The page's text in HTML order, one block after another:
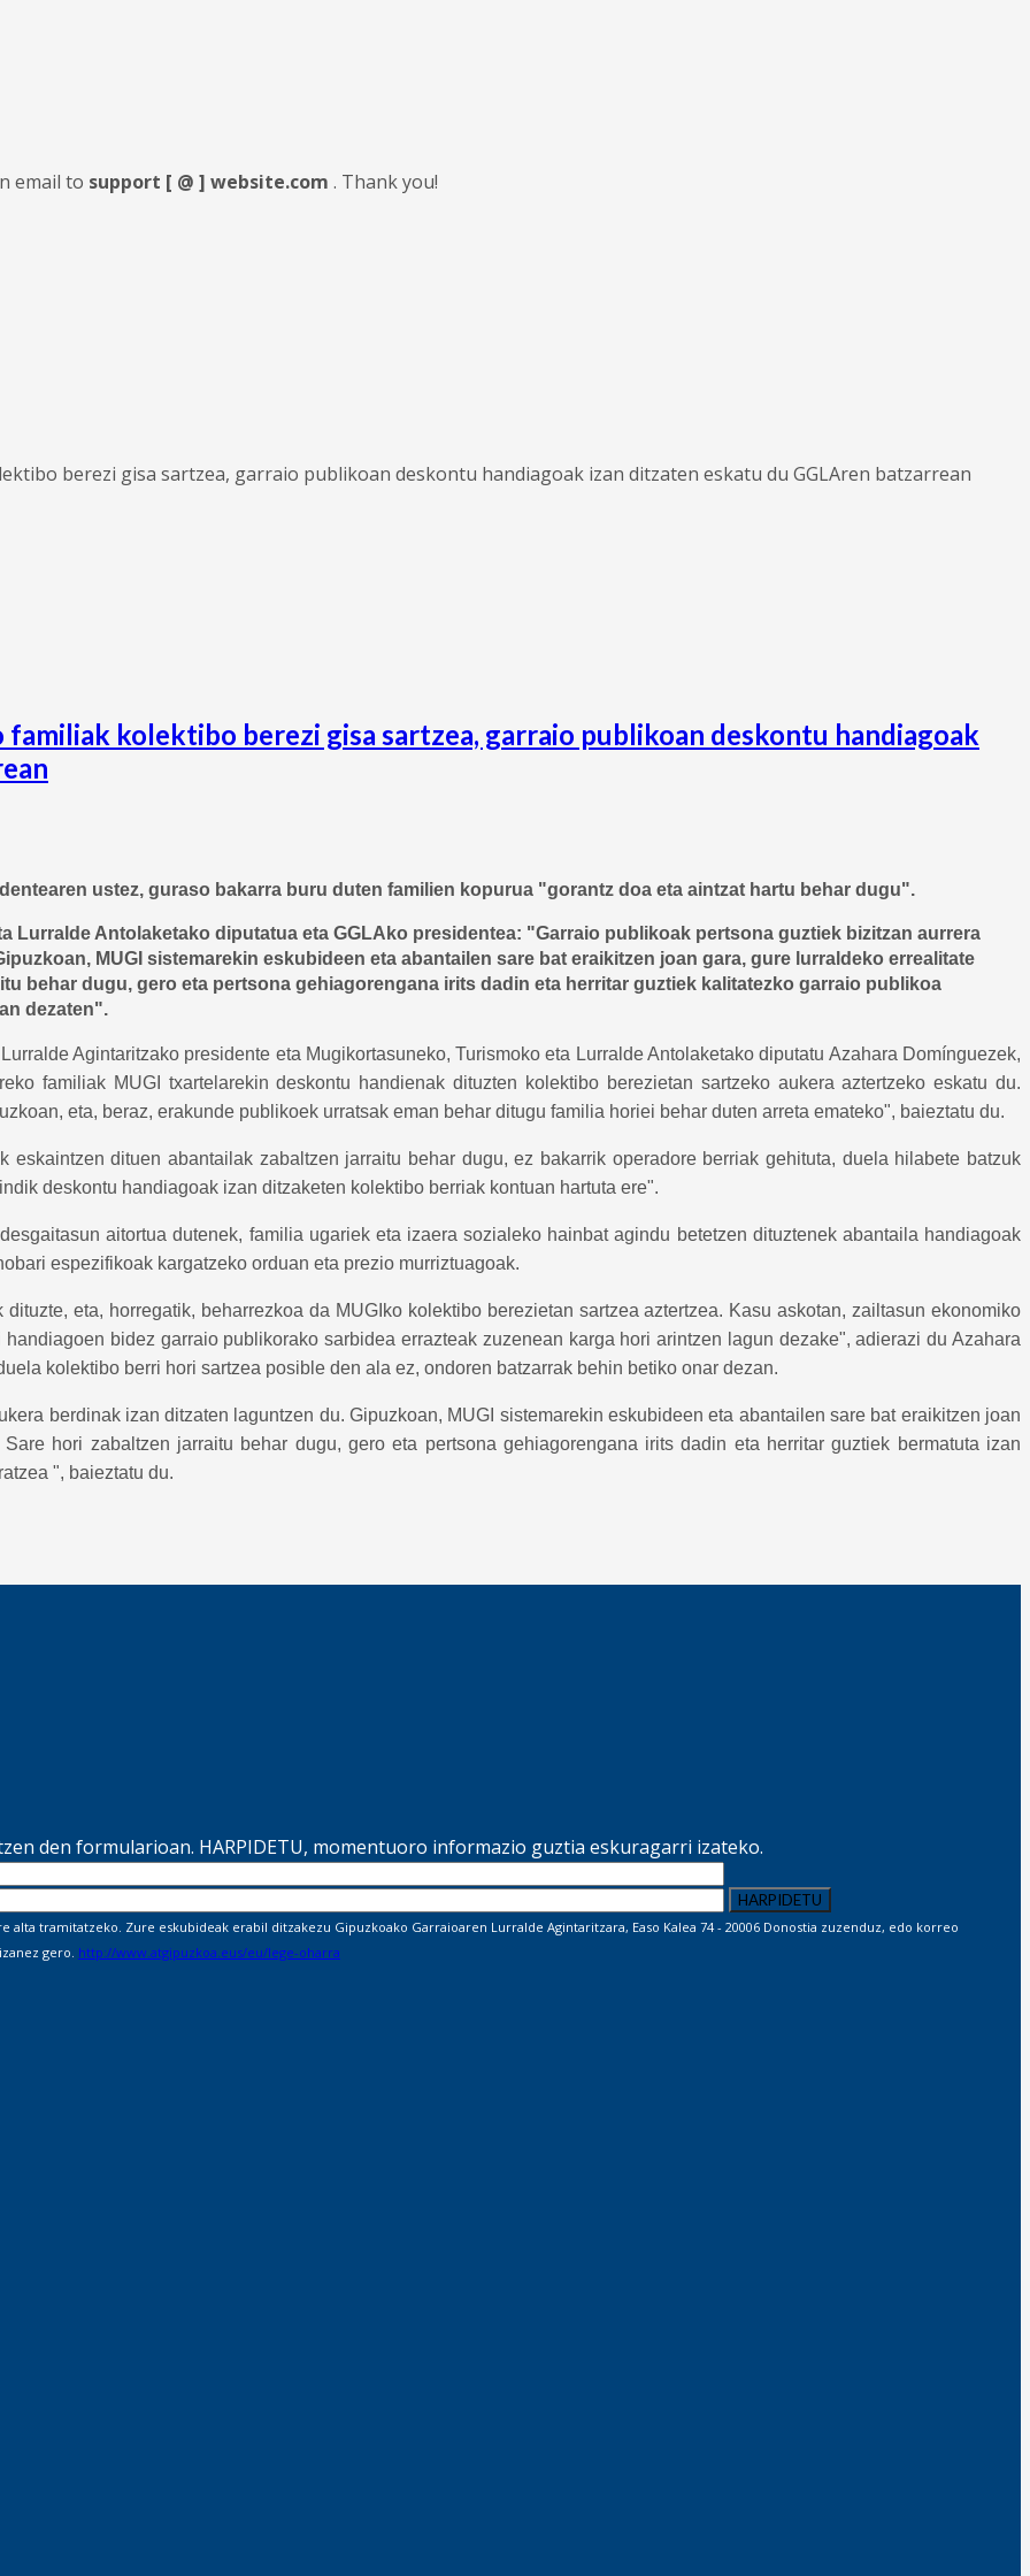
email to support [ @ ] website.com . Thank you!
berezi gisa sartzea, garraio publikoan deskontu handiagoak izan ditzaten eskatu du GGLAren batzarrean
kolektibo berezi gisa sartzea, garraio publikoan deskontu handiagoak
ustez, guraso bakarra buru duten familien kopurua "gorantz doa eta aintzat hartu behar dugu".
Lurralde Antolaketako diputatua eta GGLAko presidentea: "Garraio publikoak pertsona guztiek bizitzan aurrera
MUGI sistemarekin eskubideen eta abantailen sare bat eraikitzen joan gara, gure lurraldeko errealitate
behar dugu, gero eta pertsona gehiagorengana irits dadin eta herritar guztiek kalitatezko garraio publikoa
dezaten".
Agintaritzako presidente eta Mugikortasuneko, Turismoko eta Lurralde Antolaketako diputatu Azahara Domínguezek,
familiak MUGI txartelarekin deskontu handienak dituzten kolektibo berezietan sartzeko aukera aztertzeko eskatu du.
eta, beraz, erakunde publikoek urratsak eman behar ditugu familia horiei behar duten arreta emateko", baieztatu du.
eskaintzen dituen abantailak zabaltzen jarraitu behar dugu, ez bakarrik operadore berriak gehituta, duela hilabete batzuk
deskontu handiagoak izan ditzaketen kolektibo berriak kontuan hartuta ere".
aitortua dutenek, familia ugariek eta izaera sozialeko hainbat agindu betetzen dituztenek abantaila handiagoak
espezifikoak kargatzeko orduan eta prezio murriztuagoak.
eta, horregatik, beharrezkoa da MUGIko kolektibo berezietan sartzea aztertzea. Kasu askotan, zailtasun ekonomiko
bidez garraio publikorako sarbidea errazteak zuzenean karga hori arintzen lagun dezake", adierazi du Azahara
kolektibo berri hori sartzea posible den ala ez, ondoren batzarrak behin betiko onar dezan.
berdinak izan ditzaten laguntzen du. Gipuzkoan, MUGI sistemarekin eskubideen eta abantailen sare bat eraikitzen joan
hori zabaltzen jarraitu behar dugu, gero eta pertsona gehiagorengana irits dadin eta herritar guztiek bermatuta izan
", baieztatu du.
den formularioan. HARPIDETU, momentuoro informazio guztia eskuragarri izateko.
tramitatzeko. Zure eskubideak erabil ditzakezu Gipuzkoako Garraioaren Lurralde Agintaritzara, Easo Kalea 74 - 20006 Donostia zuzenduz, edo korreo
gero. http://www.atgipuzkoa.eus/eu/lege-oharra